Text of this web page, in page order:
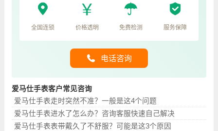
全国连锁 价格透明 免费检测 服务保障
电话咨询
爱马仕手表客户常见咨询
爱马仕手表走时突然不准？一般是这4个问题
爱马仕手表进水了怎么办？咨询客服快速自己解决
爱马仕手表表带戴久了不舒服？可能是这3个原因